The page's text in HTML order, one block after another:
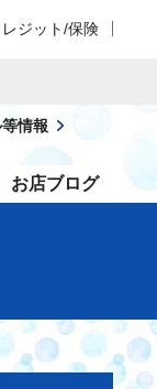
レジット/保険
お店ブログ
情報